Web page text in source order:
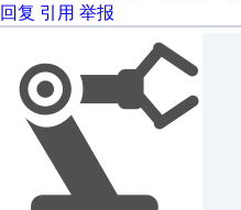
回复 引用 举报